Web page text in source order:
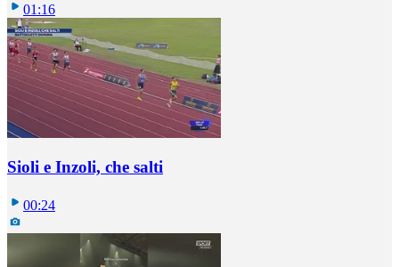
01:16
Sioli e Inzoli, che salti
00:24